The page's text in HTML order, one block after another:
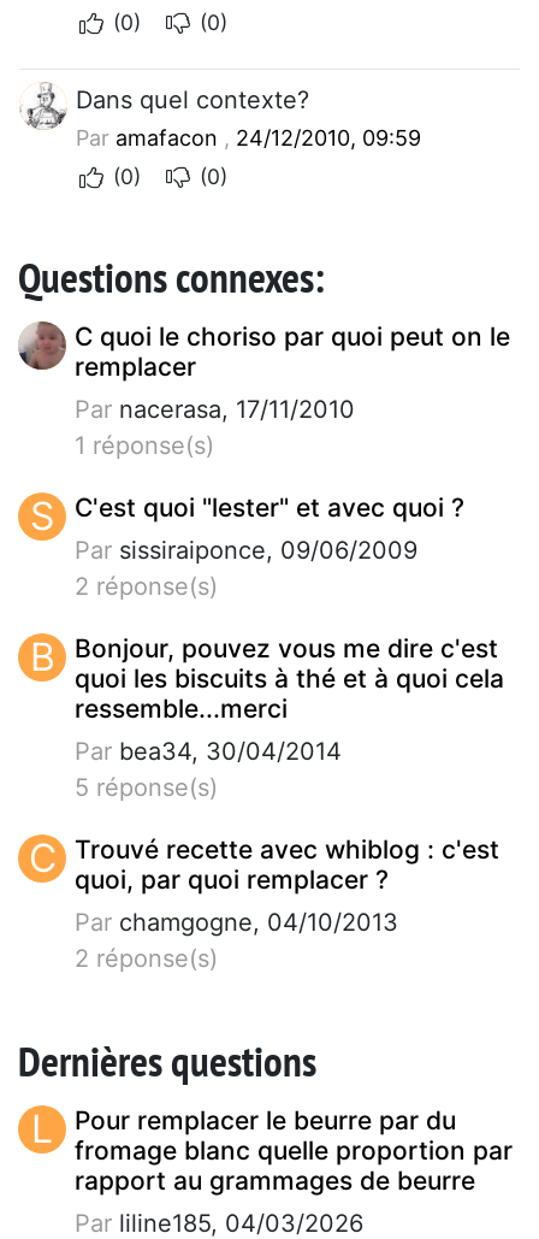
(0)
(0)
Dans quel contexte?
Par amafacon , 24/12/2010, 09:59
(0)
(0)
Questions connexes:
C quoi le choriso par quoi peut on le
remplacer
Par nacerasa, 17/11/2010
1 réponse(s)
S C'est quoi "lester" et avec quoi ?
Par sissiraiponce, 09/06/2009
2 réponse(s)
B
Bonjour, pouvez vous me dire c'est
quoi les biscuits à thé et à quoi cela
ressemble...merci
Par bea34, 30/04/2014
5 réponse(s)
C
Trouvé recette avec whiblog : c'est
quoi, par quoi remplacer ?
Par chamgogne, 04/10/2013
2 réponse(s)
Dernières questions
L
Pour remplacer le beurre par du
fromage blanc quelle proportion par
rapport au grammages de beurre
Par liline185, 04/03/2026